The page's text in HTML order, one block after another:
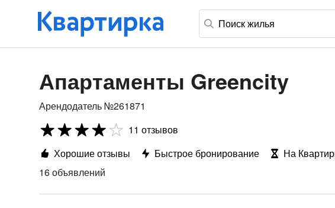
Апартаменты Greencity
Арендодатель №261871
11 отзывов
Хорошие отзывы
Быстрое бронирование
На
16 объявлений